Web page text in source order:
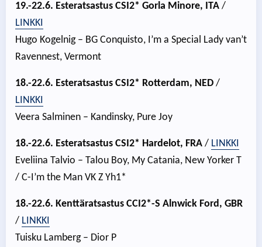
19.-22.6. Esteratsastus CSI2* Gorla Minore, ITA /
LINKKI
Hugo Kogelnig – BG Conquisto, I’m a Special Lady van’t
Ravennest, Vermont
18.-22.6. Esteratsastus CSI2* Rotterdam, NED /
LINKKI
Veera Salminen – Kandinsky, Pure Joy
18.-22.6. Esteratsastus CSI2* Hardelot, FRA / LINKKI
Eveliina Talvio – Talou Boy, My Catania, New Yorker T
/ C-I’m the Man VK Z Yh1*
18.-22.6. Kenttäratsastus CCI2*-S Alnwick Ford, GBR
/ LINKKI
Tuisku Lamberg – Dior P